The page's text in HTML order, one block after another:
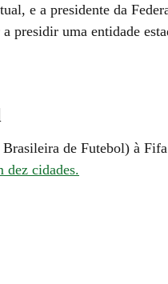
e a presidente da
presidir uma entidade
de Futebol) à Fifa
dez cidades.